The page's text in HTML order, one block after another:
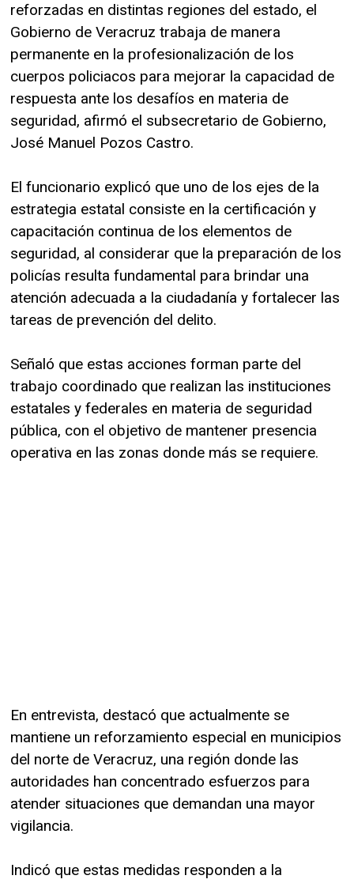
reforzadas en distintas regiones del estado, el
Gobierno de Veracruz trabaja de manera
permanente en la profesionalización de los
cuerpos policiacos para mejorar la capacidad de
respuesta ante los desafíos en materia de
seguridad, afirmó el subsecretario de Gobierno,
José Manuel Pozos Castro.
El funcionario explicó que uno de los ejes de la
estrategia estatal consiste en la certificación y
capacitación continua de los elementos de
seguridad, al considerar que la preparación de los
policías resulta fundamental para brindar una
atención adecuada a la ciudadanía y fortalecer las
tareas de prevención del delito.
Señaló que estas acciones forman parte del
trabajo coordinado que realizan las instituciones
estatales y federales en materia de seguridad
pública, con el objetivo de mantener presencia
operativa en las zonas donde más se requiere.
En entrevista, destacó que actualmente se
mantiene un reforzamiento especial en municipios
del norte de Veracruz, una región donde las
autoridades han concentrado esfuerzos para
atender situaciones que demandan una mayor
vigilancia.
Indicó que estas medidas responden a la